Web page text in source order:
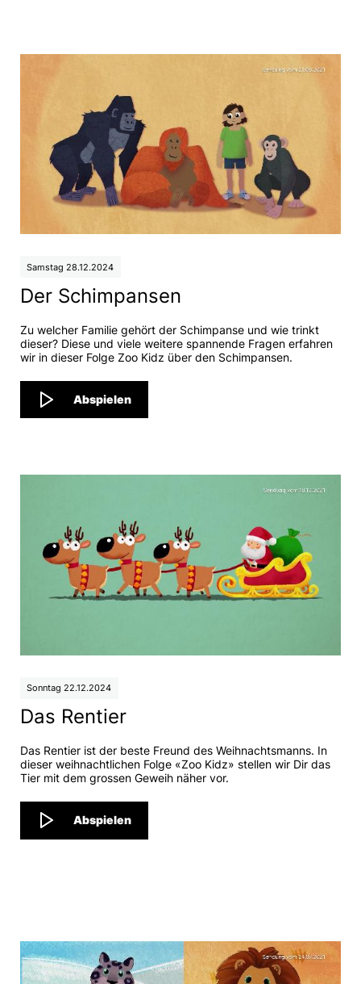
Samstag 28.12.2024
Der Schimpansen
Zu welcher Familie gehört der Schimpanse und wie trinkt
dieser? Diese und viele weitere spannende Fragen erfahren
wir in dieser Folge Zoo Kidz über den Schimpansen.
Abspielen
Sonntag 22.12.2024
Das Rentier
Das Rentier ist der beste Freund des Weihnachtsmanns. In
dieser weihnachtlichen Folge «Zoo Kidz» stellen wir Dir das
Tier mit dem grossen Geweih näher vor.
Abspielen